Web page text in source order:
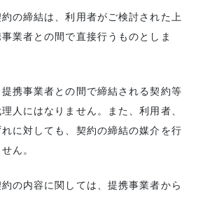
の締結は、利用者がご検討された上
業者との間で直接行うものとしま
携事業者との間で締結される契約等
人にはなりません。また、利用者、
に対しても、契約の締結の媒介を行
ん。
の内容に関しては、提携事業者から